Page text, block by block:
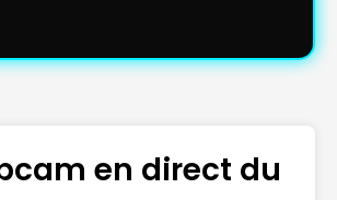
en direct du